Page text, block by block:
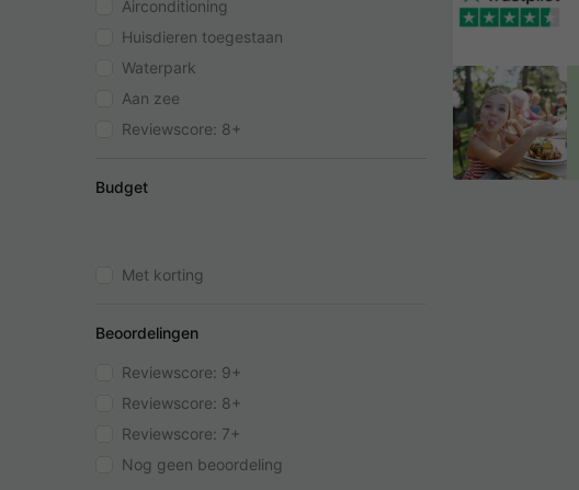
Airconditioning
Huisdieren toegestaan
Waterpark
Aan zee
Reviewscore: 8+
Budget
Met korting
Beoordelingen
Reviewscore: 9+
Reviewscore: 8+
Reviewscore: 7+
Nog geen beoordeling